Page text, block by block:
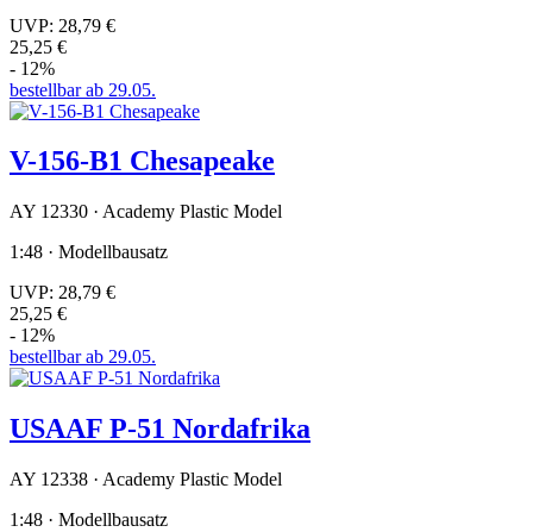
UVP: 28,79 €
25,25 €
- 12%
bestellbar ab 29.05.
V-156-B1 Chesapeake
AY 12330 · Academy Plastic Model
1:48 · Modellbausatz
UVP: 28,79 €
25,25 €
- 12%
bestellbar ab 29.05.
USAAF P-51 Nordafrika
AY 12338 · Academy Plastic Model
1:48 · Modellbausatz